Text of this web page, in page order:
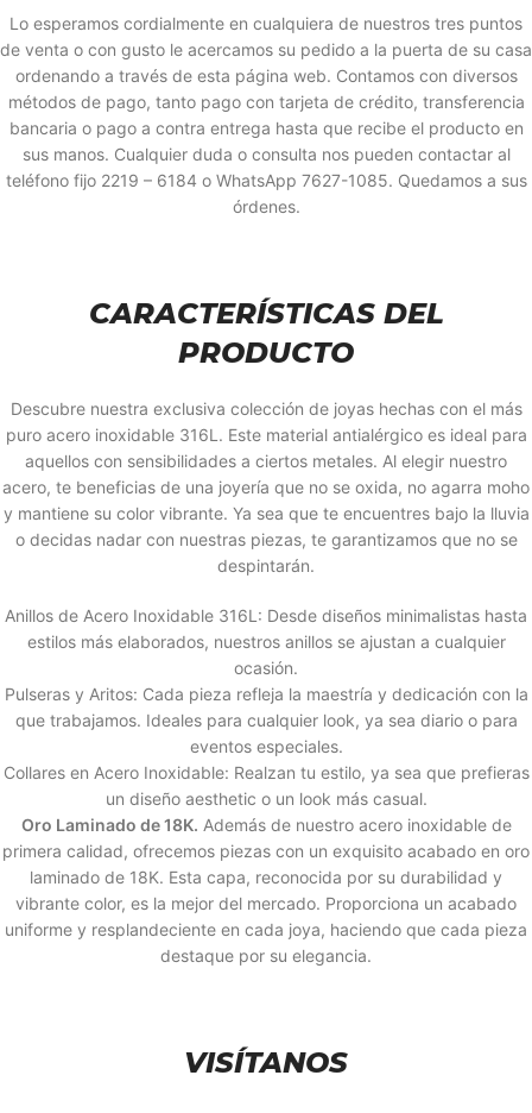
Lo esperamos cordialmente en cualquiera de nuestros tres puntos
de venta o con gusto le acercamos su pedido a la puerta de su casa
ordenando a través de esta página web. Contamos con diversos
métodos de pago, tanto pago con tarjeta de crédito, transferencia
bancaria o pago a contra entrega hasta que recibe el producto en
sus manos. Cualquier duda o consulta nos pueden contactar al
teléfono fijo 2219 – 6184 o WhatsApp 7627-1085. Quedamos a sus
órdenes.
CARACTERÍSTICAS DEL
PRODUCTO
Descubre nuestra exclusiva colección de joyas hechas con el más
puro acero inoxidable 316L. Este material antialérgico es ideal para
aquellos con sensibilidades a ciertos metales. Al elegir nuestro
acero, te beneficias de una joyería que no se oxida, no agarra moho
y mantiene su color vibrante. Ya sea que te encuentres bajo la lluvia
o decidas nadar con nuestras piezas, te garantizamos que no se
despintarán.
Anillos de Acero Inoxidable 316L: Desde diseños minimalistas hasta
estilos más elaborados, nuestros anillos se ajustan a cualquier
ocasión.
Pulseras y Aritos: Cada pieza refleja la maestría y dedicación con la
que trabajamos. Ideales para cualquier look, ya sea diario o para
eventos especiales.
Collares en Acero Inoxidable: Realzan tu estilo, ya sea que prefieras
un diseño aesthetic o un look más casual.
Oro Laminado de 18K. Además de nuestro acero inoxidable de
primera calidad, ofrecemos piezas con un exquisito acabado en oro
laminado de 18K. Esta capa, reconocida por su durabilidad y
vibrante color, es la mejor del mercado. Proporciona un acabado
uniforme y resplandeciente en cada joya, haciendo que cada pieza
destaque por su elegancia.
VISÍTANOS